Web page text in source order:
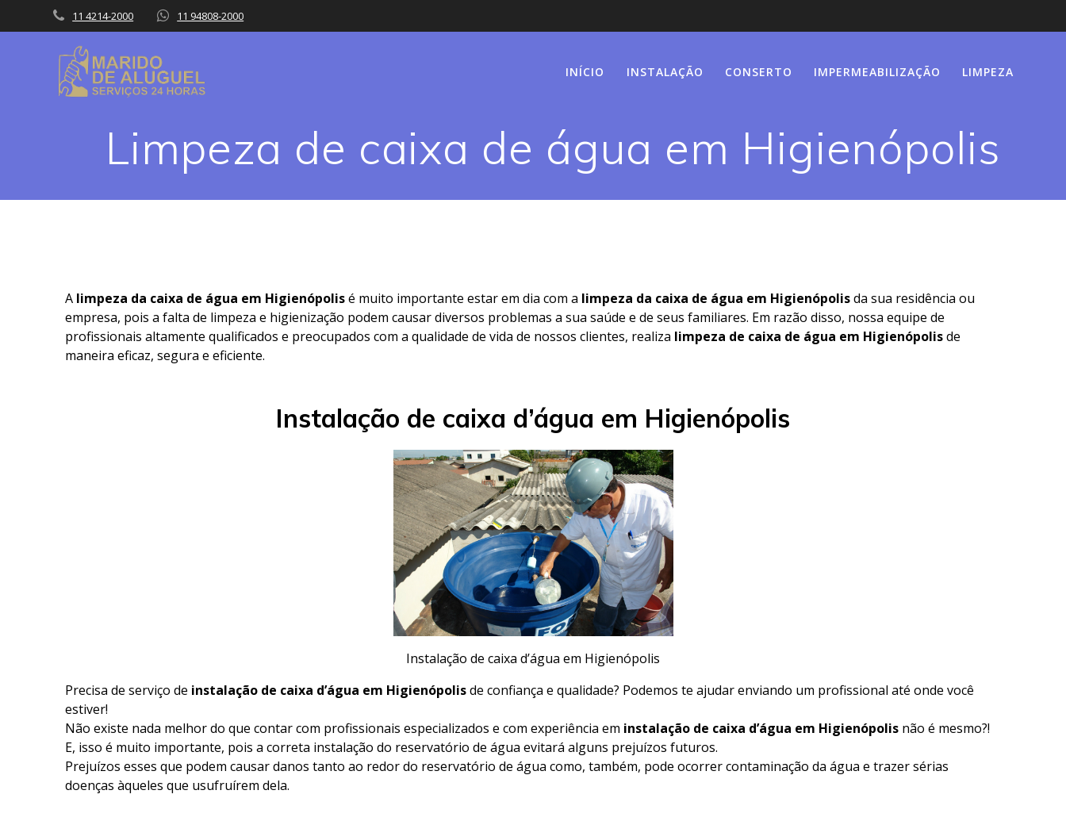
to
11 4214-2000 11 94808-2000
INÍCIO INSTALAÇÃO CONSERTO IMPERMEABILIZAÇÃO LIMPEZA
Limpeza de caixa de água em Higienópolis
A limpeza da caixa de água em Higienópolisé muito importante estar em dia com a limpeza da caixa de água em Higienópolisda sua residência ou
empresa, pois a falta de limpeza e higienização podem causar diversos problemas a sua saúde e de seus familiares. Em razão disso, nossa equipe de
profissionais altamente qualificados e preocupados com a qualidade de vida de nossos clientes, realiza limpeza de caixa de água em Higienópolisde
maneira eficaz, segura e eficiente.
Instalação de caixa d’água em Higienópolis
Instalação de caixa d’água em Higienópolis
Precisa de serviço de instalação de caixa d’água em Higienópolisde confiança e qualidade? Podemos te ajudar enviando um profissional até onde você
estiver!
Não existe nada melhor do que contar com profissionais especializados e com experiência em instalação de caixa d’água em Higienópolis não é mesmo?!
E, isso é muito importante, pois a correta instalação do reservatório de água evitará alguns prejuízos futuros.
Prejuízos esses que podem causar danos tanto ao redor do reservatório de água como, também, pode ocorrer contaminação da água e trazer sérias
doenças àqueles que usufruírem dela.